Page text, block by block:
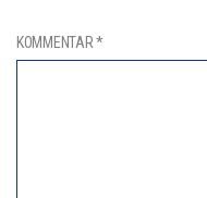
KOMMENTAR*